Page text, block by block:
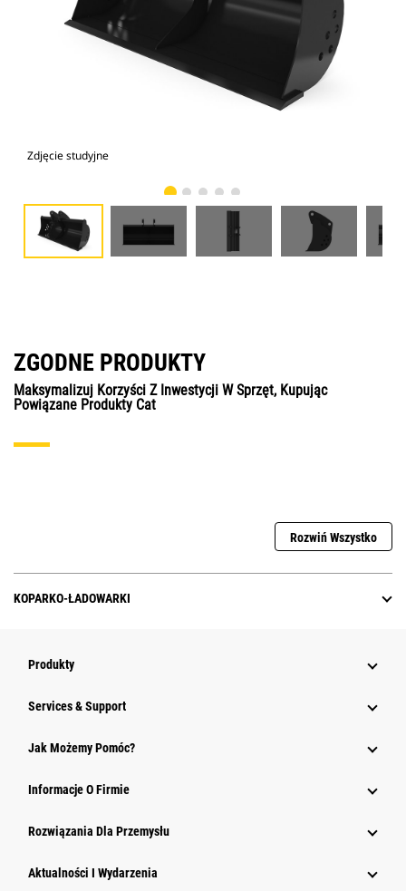
Zdjęcie studyjne
ZGODNE PRODUKTY
Maksymalizuj Korzyści Z Inwestycji W Sprzęt, Kupując
Powiązane Produkty Cat
Rozwiń Wszystko
KOPARKO-ŁADOWARKI
Produkty
Services & Support
Jak Możemy Pomóc?
Informacje O Firmie
Rozwiązania Dla Przemysłu
Aktualności I Wydarzenia